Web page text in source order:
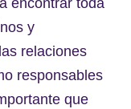
encontrar toda
y
relaciones
responsables
que